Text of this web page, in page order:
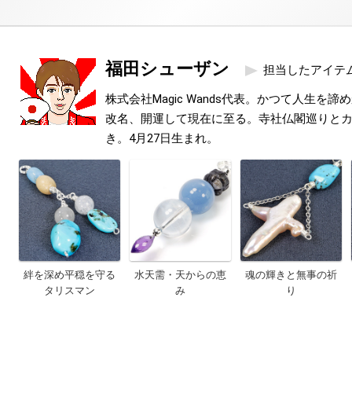
福田シューザン 担当したアイテ
株式会社Magic Wands代表。かつて人生を諦
改名、開運して現在に至る。寺社仏閣巡りと
き。4月27日生まれ。
絆を深め平穏を守る
タリスマン
水天需・天からの恵
み
魂の輝きと無事の祈
り